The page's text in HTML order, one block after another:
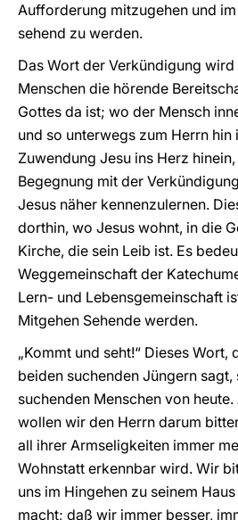
Aufforderung mitzugehen und
sehend zu werden.
Das Wort der Verkündigung
Menschen die hörende
Gottes da ist; wo der Mensch
und so unterwegs zum Herrn hin
Zuwendung Jesu ins Herz
Begegnung mit der
Jesus näher kennenzulernen.
dorthin, wo Jesus wohnt, in die
Kirche, die sein Leib ist. Es
Weggemeinschaft der
Lern- und Lebensgemeinschaft
Mitgehen Sehende werden.
„Kommt und seht!“ Dieses Wort,
beiden suchenden Jüngern
suchenden Menschen von
wollen wir den Herrn darum
all ihrer Armseligkeiten immer
Wohnstatt erkennbar wird. Wir
uns im Hingehen zu seinem
macht; daß wir immer besser,